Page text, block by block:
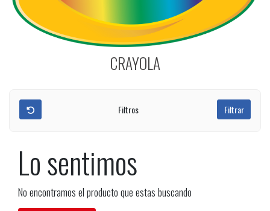
CRAYOLA
Filtros Filtrar
Lo sentimos
No encontramos el producto que estas buscando